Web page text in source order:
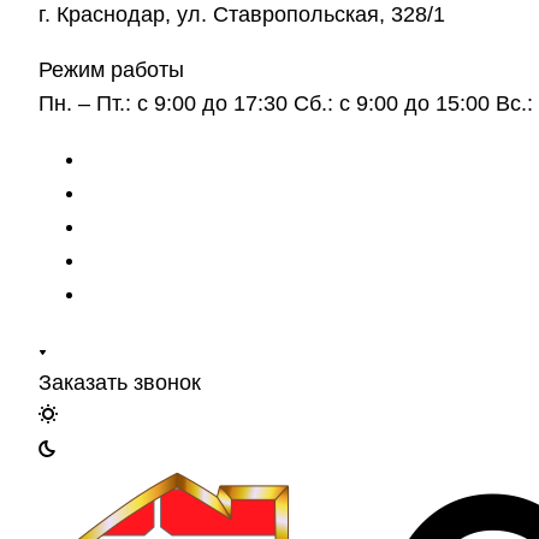
г. Краснодар, ул. Ставропольская, 328/1
Режим работы
Пн. – Пт.: с 9:00 до 17:30 Сб.: с 9:00 до 15:00
Заказать звонок